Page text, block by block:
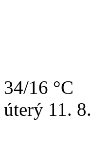
34/16 °C
úterý 11. 8.